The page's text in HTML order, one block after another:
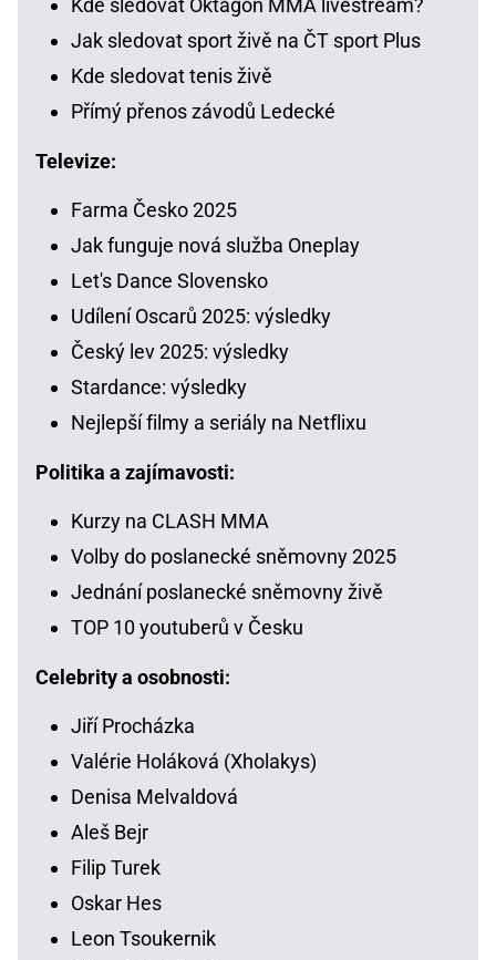
Kde sledovat Oktagon MMA livestream?
Jak sledovat sport živě na ČT sport Plus
Kde sledovat tenis živě
Přímý přenos závodů Ledecké
Televize:
Farma Česko 2025
Jak funguje nová služba Oneplay
Let's Dance Slovensko
Udílení Oscarů 2025: výsledky
Český lev 2025: výsledky
Stardance: výsledky
Nejlepší filmy a seriály na Netflixu
Politika a zajímavosti:
Kurzy na CLASH MMA
Volby do poslanecké sněmovny 2025
Jednání poslanecké sněmovny živě
TOP 10 youtuberů v Česku
Celebrity a osobnosti:
Jiří Procházka
Valérie Holáková (Xholakys)
Denisa Melvaldová
Aleš Bejr
Filip Turek
Oskar Hes
Leon Tsoukernik